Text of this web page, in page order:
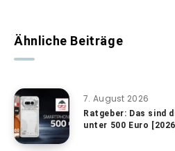
Ähnliche Beiträge
7. August 2026
Ratgeber: Das sind
unter 500 Euro